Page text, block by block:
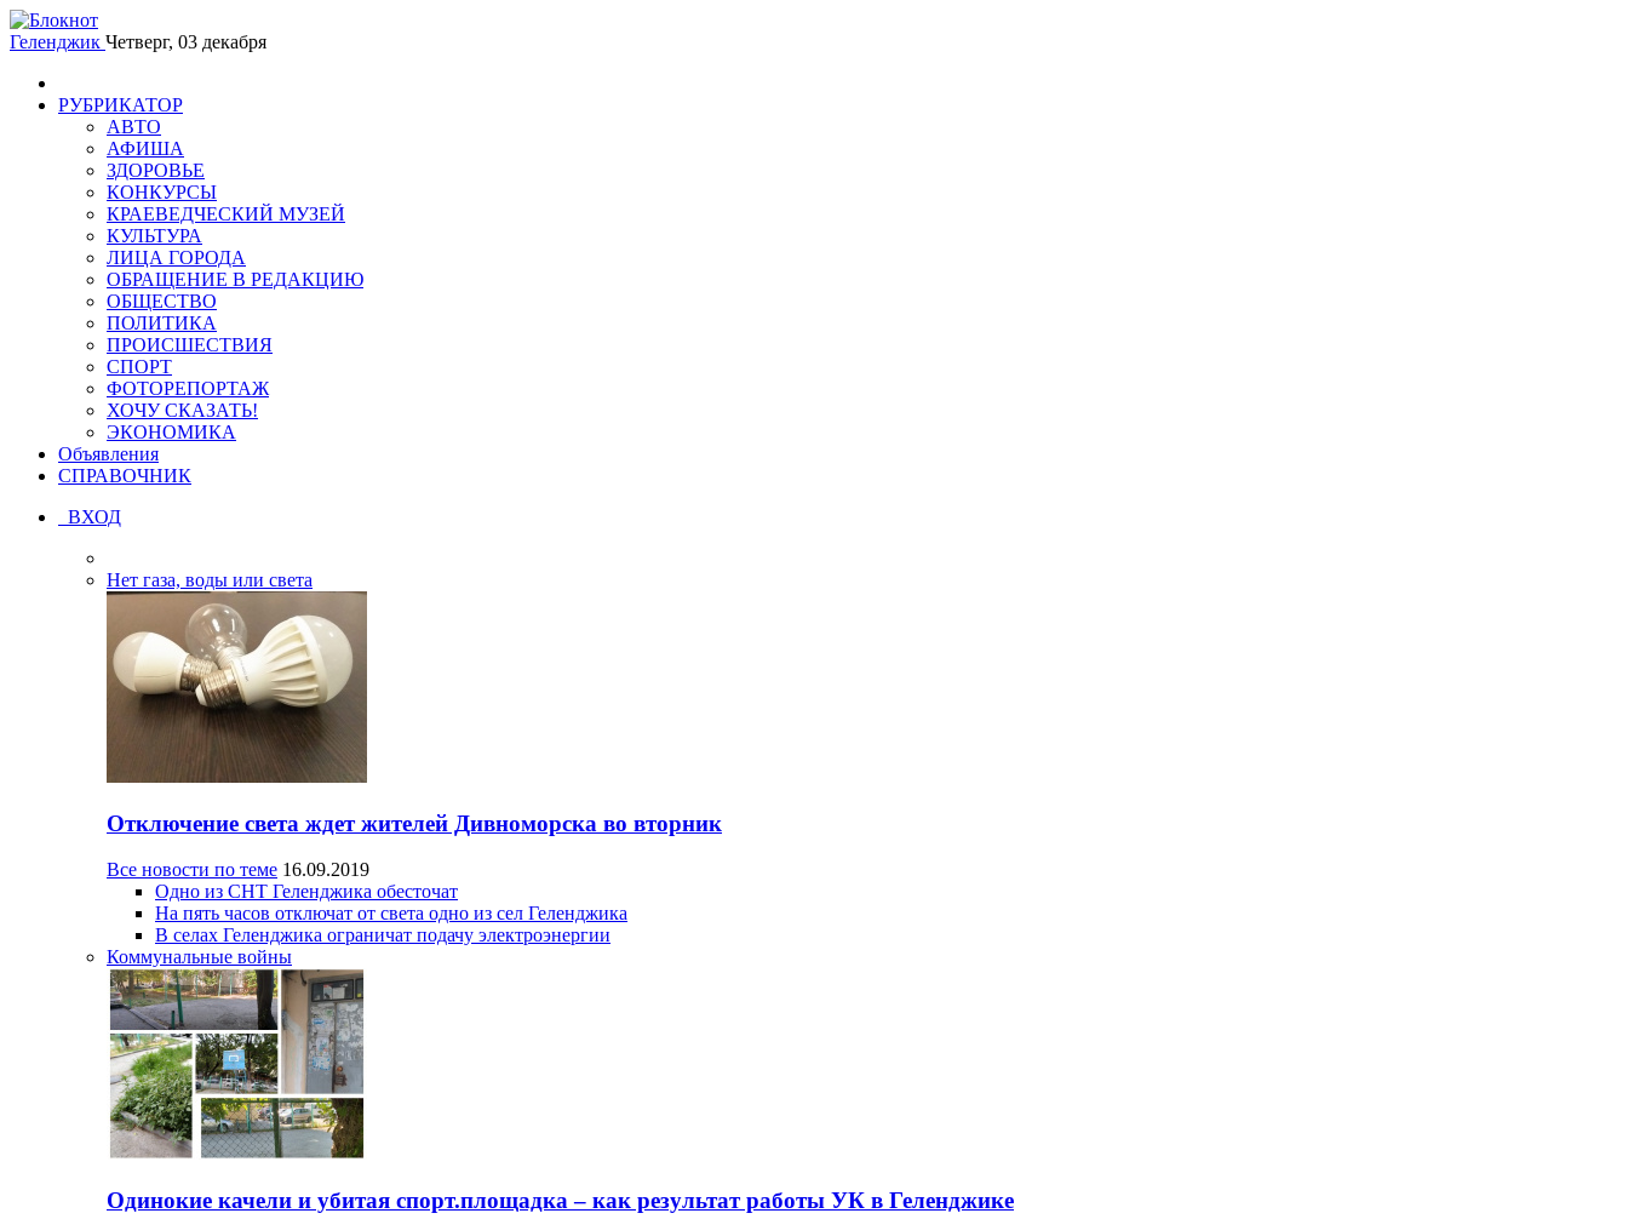
Геленджик Четверг, 03 декабря
РУБРИКАТОР
АВТО
АФИША
ЗДОРОВЬЕ
КОНКУРСЫ
КРАЕВЕДЧЕСКИЙ МУЗЕЙ
КУЛЬТУРА
ЛИЦА ГОРОДА
ОБРАЩЕНИЕ В РЕДАКЦИЮ
ОБЩЕСТВО
ПОЛИТИКА
ПРОИСШЕСТВИЯ
СПОРТ
ФОТОРЕПОРТАЖ
ХОЧУ СКАЗАТЬ!
ЭКОНОМИКА
Объявления
СПРАВОЧНИК
ВХОД
Нет газа, воды или света
Отключение света ждет жителей Дивноморска во вторник
Все новости по теме 16.09.2019
Одно из СНТ Геленджика обесточат
На пять часов отключат от света одно из сел Геленджика
В селах Геленджика ограничат подачу электроэнергии
Коммунальные войны
Одинокие качели и убитая спорт.площадка – как результат работы УК в Геленджике